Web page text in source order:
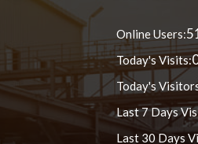
Online Users:
Today's Visits:
Today's
Last 7 Days
Last 30 Days